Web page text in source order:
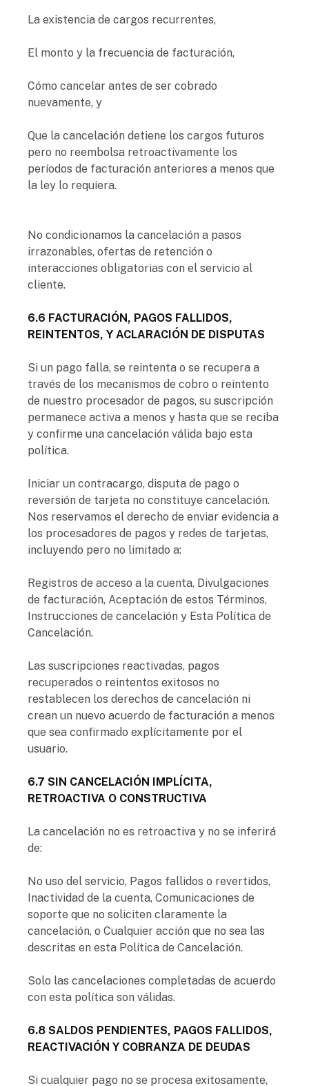
La existencia de cargos recurrentes,
El monto y la frecuencia de facturación,
Cómo cancelar antes de ser cobrado
nuevamente, y
Que la cancelación detiene los cargos futuros
pero no reembolsa retroactivamente los
períodos de facturación anteriores a menos que
la ley lo requiera.
No condicionamos la cancelación a pasos
irrazonables, ofertas de retención o
interacciones obligatorias con el servicio al
cliente.
6.6 FACTURACIÓN, PAGOS FALLIDOS,
REINTENTOS, Y ACLARACIÓN DE DISPUTAS
Si un pago falla, se reintenta o se recupera a
través de los mecanismos de cobro o reintento
de nuestro procesador de pagos, su suscripción
permanece activa a menos y hasta que se reciba
y confirme una cancelación válida bajo esta
política.
Iniciar un contracargo, disputa de pago o
reversión de tarjeta no constituye cancelación.
Nos reservamos el derecho de enviar evidencia a
los procesadores de pagos y redes de tarjetas,
incluyendo pero no limitado a:
Registros de acceso a la cuenta, Divulgaciones
de facturación, Aceptación de estos Términos,
Instrucciones de cancelación y Esta Política de
Cancelación.
Las suscripciones reactivadas, pagos
recuperados o reintentos exitosos no
restablecen los derechos de cancelación ni
crean un nuevo acuerdo de facturación a menos
que sea confirmado explícitamente por el
usuario.
6.7 SIN CANCELACIÓN IMPLÍCITA,
RETROACTIVA O CONSTRUCTIVA
La cancelación no es retroactiva y no se inferirá
de:
No uso del servicio, Pagos fallidos o revertidos,
Inactividad de la cuenta, Comunicaciones de
soporte que no soliciten claramente la
cancelación, o Cualquier acción que no sea las
descritas en esta Política de Cancelación.
Solo las cancelaciones completadas de acuerdo
con esta política son válidas.
6.8 SALDOS PENDIENTES, PAGOS FALLIDOS,
REACTIVACIÓN Y COBRANZA DE DEUDAS
Si cualquier pago no se procesa exitosamente,